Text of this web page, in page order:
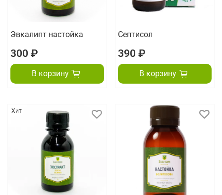
Эвкалипт настойка
300 ₽
В корзину
Септисол
390 ₽
В корзину
Хит